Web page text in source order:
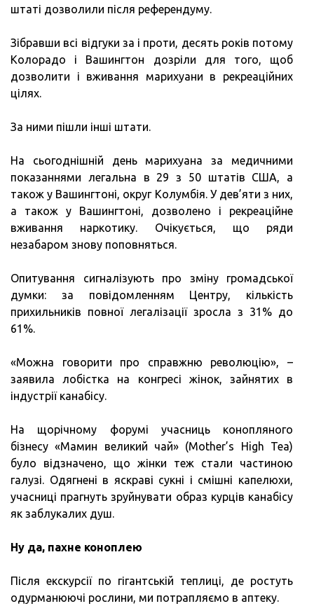
штаті дозволили після референдуму.
Зібравши всі відгуки за і проти, десять років потому
Колорадо і Вашингтон дозріли для того, щоб
дозволити і вживання марихуани в рекреаційних
цілях.
За ними пішли інші штати.
На сьогоднішній день марихуана за медичними
показаннями легальна в 29 з 50 штатів США, а
також у Вашингтоні, округ Колумбія. У дев’яти з них,
а також у Вашингтоні, дозволено і рекреаційне
вживання наркотику. Очікується, що ряди
незабаром знову поповняться.
Опитування сигналізують про зміну громадської
думки: за повідомленням Центру, кількість
прихильників повної легалізації зросла з 31% до
61%.
«Можна говорити про справжню революцію», –
заявила лобістка на конгресі жінок, зайнятих в
індустрії канабісу.
На щорічному форумі учасниць конопляного
бізнесу «Мамин великий чай» (Mother’s High Tea)
було відзначено, що жінки теж стали частиною
галузі. Одягнені в яскраві сукні і смішні капелюхи,
учасниці прагнуть зруйнувати образ курців канабісу
як заблукалих душ.
Ну да, пахне коноплею
Після екскурсії по гігантській теплиці, де ростуть
одурманюючі рослини, ми потрапляємо в аптеку.